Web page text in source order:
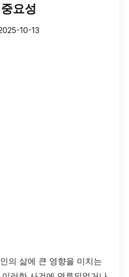
중요성
10-13
의 삶에 큰 영향을 미치는